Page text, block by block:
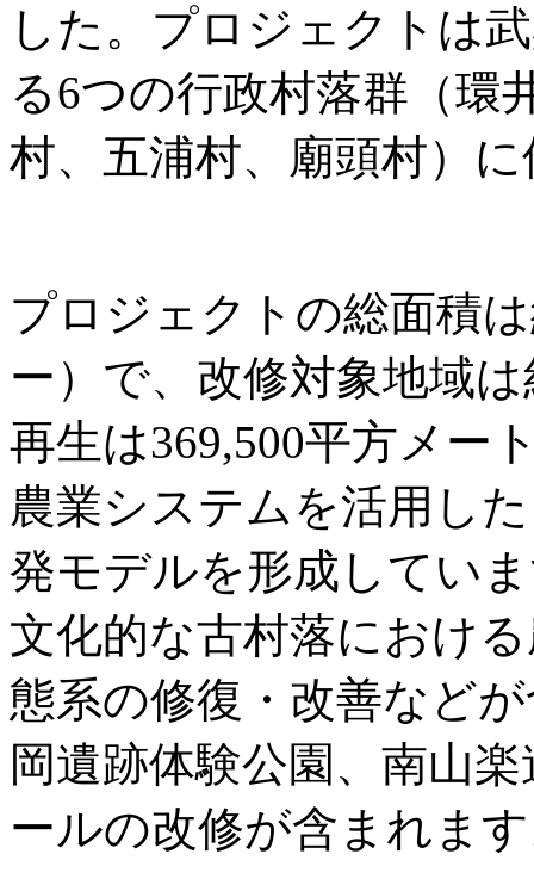
した。プロジェクトは
る6つの行政村落群（環
村、五浦村、廟頭村）
プロジェクトの総面積
ー）で、改修対象地域
再生は369,500平方メー
農業システムを活用し
発モデルを形成してい
文化的な古村落におけ
態系の修復・改善など
岡遺跡体験公園、南山
ールの改修が含まれま